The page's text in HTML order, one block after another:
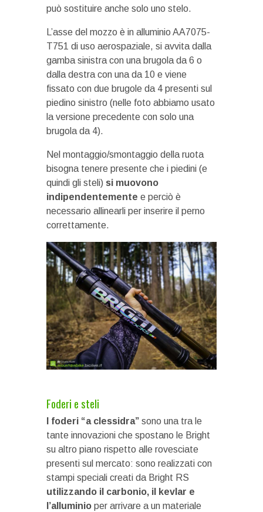
può sostituire anche solo uno stelo.
L’asse del mozzo è in alluminio AA7075-
T751 di uso aerospaziale, si avvita dalla
gamba sinistra con una brugola da 6 o
dalla destra con una da 10 e viene
fissato con due brugole da 4 presenti sul
piedino sinistro (nelle foto abbiamo usato
la versione precedente con solo una
brugola da 4).
Nel montaggio/smontaggio della ruota
bisogna tenere presente che i piedini (e
quindi gli steli) si muovono
indipendentemente e perciò è
necessario allinearli per inserire il perno
correttamente.
Foderi e steli
I foderi “a clessidra” sono una tra le
tante innovazioni che spostano le Bright
su altro piano rispetto alle rovesciate
presenti sul mercato: sono realizzati con
stampi speciali creati da Bright RS
utilizzando il carbonio, il kevlar e
l’alluminio per arrivare a un materiale